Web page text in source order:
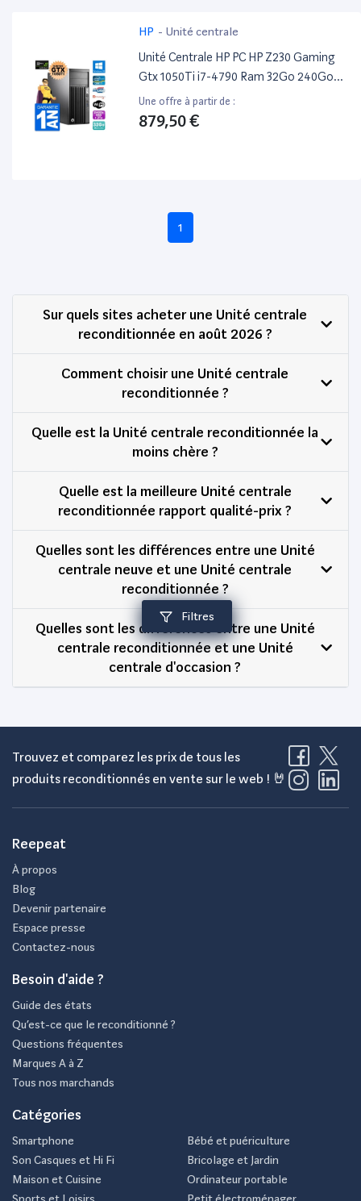
Filtres
HP - Unité centrale
Unité Centrale HP PC HP Z230 Gaming
Gtx 1050Ti i7-4790 Ram 32Go 240Go
SSD + 2To Windows 10
Une offre à partir de :
879,50 €
1
Sur quels sites acheter une Unité centrale
reconditionnée en août 2026 ?
Comment choisir une Unité centrale
reconditionnée ?
Quelle est la Unité centrale reconditionnée la
moins chère ?
Quelle est la meilleure Unité centrale
reconditionnée rapport qualité-prix ?
Quelles sont les différences entre une Unité
centrale neuve et une Unité centrale
reconditionnée ?
Quelles sont les différences entre une Unité
centrale reconditionnée et une Unité
centrale d'occasion ?
Trouvez et comparez les prix de tous les
produits reconditionnés en vente sur le web ! 🤘
Reepeat
À propos
Blog
Devenir partenaire
Espace presse
Contactez-nous
Besoin d'aide ?
Guide des états
Qu’est-ce que le reconditionné ?
Questions fréquentes
Marques A à Z
Tous nos marchands
Catégories
Smartphone
Son Casques et Hi Fi
Maison et Cuisine
Sports et Loisirs
Bébé et puériculture
Bricolage et Jardin
Ordinateur portable
Petit électroménager